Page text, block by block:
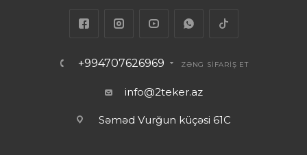
+994707626969 ZƏNG SİFARİŞ ET
info@2teker.az
Səməd Vurğun küçəsi 61C